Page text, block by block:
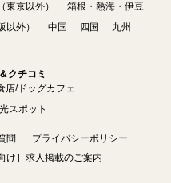
東京以外）
箱根・熱海・伊豆
以外） 中国 四国
九州
クチコミ
店/ドッグカフェ
スポット
問
プライバシーポリシー
け］求人掲載のご案内